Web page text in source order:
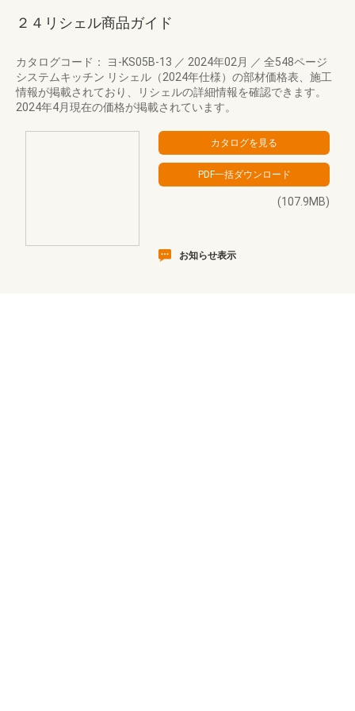
２４リシェル商品ガイド
カタログコード： ヨ-KS05B-13 ／ 2024年02月 ／ 全548ページ
システムキッチン リシェル（2024年仕様）の部材価格表、施工
情報が掲載されており、リシェルの詳細情報を確認できます。
2024年4月現在の価格が掲載されています。
(107.9MB)
お知らせ表示